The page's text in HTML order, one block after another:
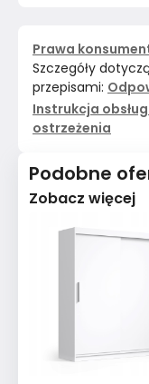
Prawa
Szczegóły
przepisami:
Instrukcja
ostrzeżenia
Podobne
Zobacz więcej